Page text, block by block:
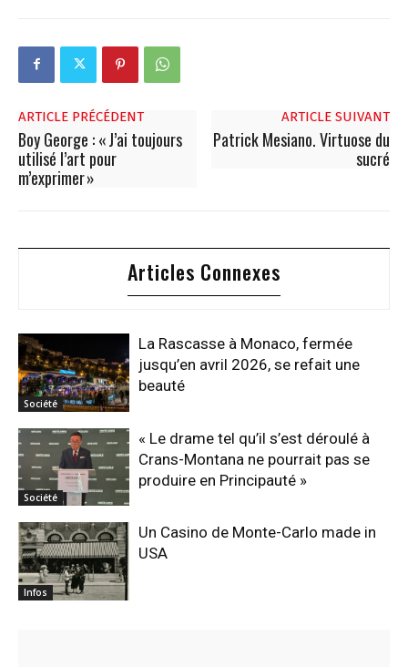
ARTICLE PRÉCÉDENT
Boy George : « J’ai toujours
utilisé l’art pour
m’exprimer »
ARTICLE SUIVANT
Patrick Mesiano. Virtuose du
sucré
Articles Connexes
Société
La Rascasse à Monaco, fermée
jusqu’en avril 2026, se refait une
beauté
Société
« Le drame tel qu’il s’est déroulé à
Crans-Montana ne pourrait pas se
produire en Principauté »
Infos
Un Casino de Monte-Carlo made in
USA